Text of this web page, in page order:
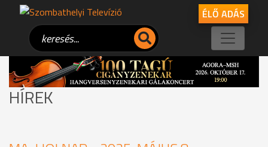
ÉLŐ ADÁS
HÍREK